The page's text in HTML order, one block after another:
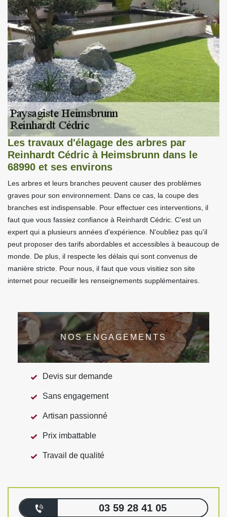
Les travaux d'élagage des arbres par
Reinhardt Cédric à Heimsbrunn dans le
68990 et ses environs
Les arbres et leurs branches peuvent causer des problèmes
graves pour son environnement. Dans ce cas, la coupe des
branches est indispensable. Pour effectuer ces interventions, il
faut que vous fassiez confiance à Reinhardt Cédric. C'est un
expert qui a plusieurs années d'expérience. N'oubliez pas qu'il
peut proposer des tarifs abordables et accessibles à beaucoup de
monde. De plus, il respecte les délais qui sont convenus de
manière stricte. Pour nous, il faut que vous visitiez son site
internet pour recueillir les renseignements supplémentaires.
NOS ENGAGEMENTS
Devis sur demande
Sans engagement
Artisan passionné
Prix imbattable
Travail de qualité
03 59 28 41 05